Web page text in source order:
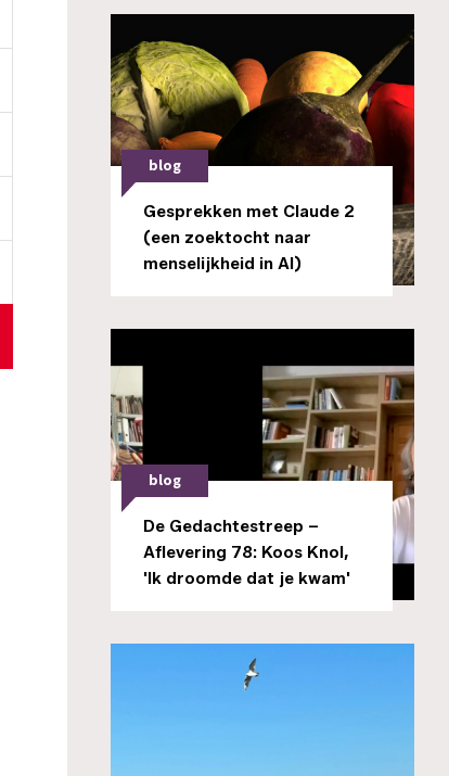
blog
Gesprekken met Claude 2
(een zoektocht naar
menselijkheid in AI)
blog
De Gedachtestreep –
Aflevering 78: Koos Knol,
'Ik droomde dat je kwam'